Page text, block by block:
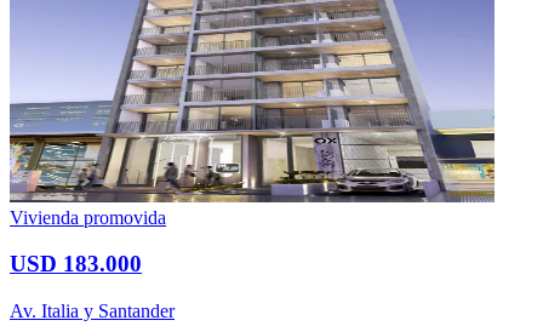
Vivienda promovida
USD 183.000
Av. Italia y Santander